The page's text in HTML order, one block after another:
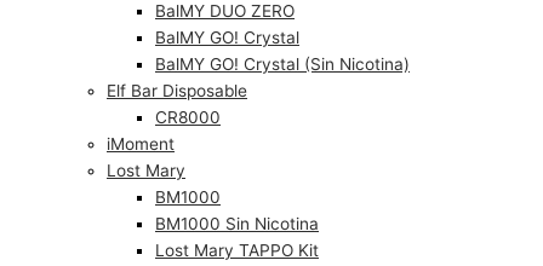
BalMY DUO ZERO
BalMY GO! Crystal
BalMY GO! Crystal (Sin Nicotina)
Elf Bar Disposable
CR8000
iMoment
Lost Mary
BM1000
BM1000 Sin Nicotina
Lost Mary TAPPO Kit